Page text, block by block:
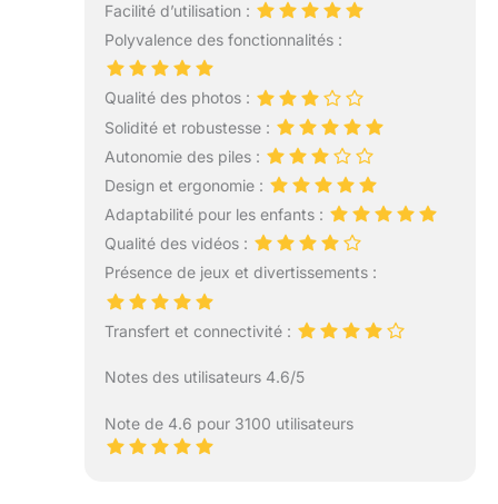
Facilité d’utilisation :
Polyvalence des fonctionnalités :
Qualité des photos :
Solidité et robustesse :
Autonomie des piles :
Design et ergonomie :
Adaptabilité pour les enfants :
Qualité des vidéos :
Présence de jeux et divertissements :
Transfert et connectivité :
Notes des utilisateurs 4.6/5
Note de 4.6 pour 3100 utilisateurs